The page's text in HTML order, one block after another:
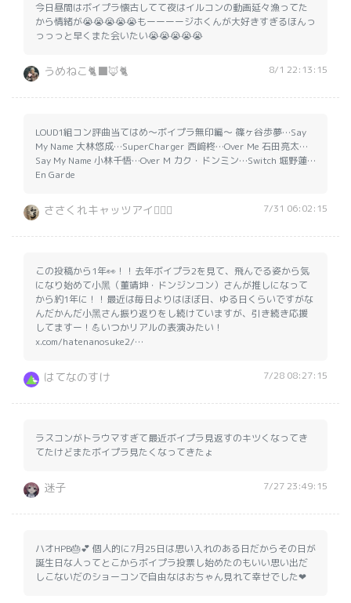
今日昼間はボイプラ懐古してて夜はイルコンの動画延々漁ってた
から情緒が😭😭😭😭😭もーーーージホくんが大好きすぎるほんっ
っっっと早くまた会いたい😭😭😭😭😭
うめねこ🐈‍⬛🦊🐈️ 8/1 22:13:15
LOUD1組コン評曲当てはめ〜ボイプラ無印編〜 篠ヶ谷歩夢…Say
My Name 大林悠成…SuperCharger 西﨑柊…Over Me 石田亮太…
Say My Name 小林千悟…Over M カク・ドンミン…Switch 堀野蓮…
En Garde
ささくれキャッツアイ🏄‍♂️🌊 7/31 06:02:15
この投稿から1年👀！！去年ボイプラ2を見て、飛んでる姿から気
になり始めて小黑（董靖坤・ドンジンコン）さんが推しになって
から約1年に！！最近は毎日よりはほぼ日、ゆる日くらいですがな
んだかんだ小黑さん振り返りをし続けていますが、引き続き応援
してますー！💪いつかリアルの表演みたい！
x.com/hatenanosuke2/…
はてなのすけ 7/28 08:27:15
ラスコンがトラウマすぎて最近ボイプラ見返すのキツくなってき
てたけどまたボイプラ見たくなってきたょ
迷子 7/27 23:49:15
ハオHPB🎂💕 個人的に7月25日は思い入れのある日だからその日が
誕生日な人ってとこからボイプラ投票し始めたのもいい思い出だ
しこないだのショーコンで自由なはおちゃん見れて幸せでした❤︎